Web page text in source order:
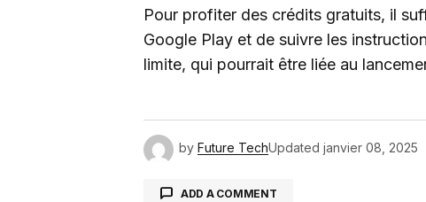
Pour profiter des crédits gratuits, il
Google Play et de suivre les
limite, qui pourrait être liée au
by Future TechUpdated janvier 08, 2025
ADD A COMMENT